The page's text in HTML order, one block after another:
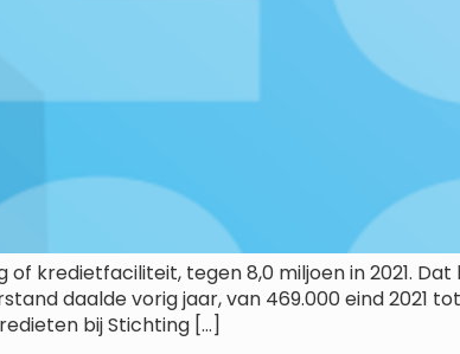
kredietfaciliteit, tegen 8,0 miljoen in 2021.
daalde vorig jaar, van 469.000 eind 2021
bij Stichting […]